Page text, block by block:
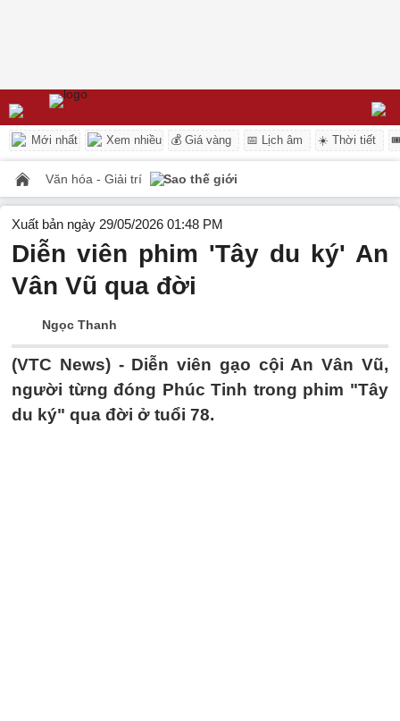
Mới nhất Xem nhiều 💰 Giá vàng 📅 Lịch âm ☀️ Thời tiết
Văn hóa - Giải trí Sao thế giới
Xuất bản ngày 29/05/2026 01:48 PM
Diễn viên phim 'Tây du ký' An
Vân Vũ qua đời
Ngọc Thanh
(VTC News) - Diễn viên gạo cội An Vân Vũ,
người từng đóng Phúc Tinh trong phim "Tây
du ký" qua đời ở tuổi 78.